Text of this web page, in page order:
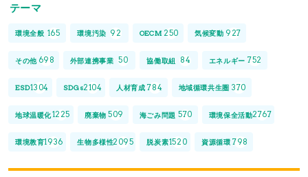
テーマ
環境全般 165 環境汚染 92 OECM 250 気候変動 927
その他 698 外部連携事業 50 協働取組 84 エネルギー 752
ESD1304 SDGs2104 人材育成 784 地域循環共生圏 370
地球温暖化1225 廃棄物 509 海ごみ問題 570 環境保全活動2767
環境教育1936 生物多様性2095 脱炭素1520 資源循環 798